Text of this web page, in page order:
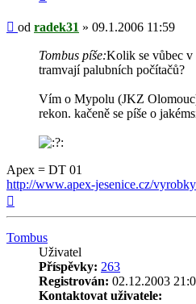
Příspěvek
od radek31 » 09.1.2006 11:59
Tombus píše:Kolik se vůbec v
tramvají palubních počítačů?
Vím o Mypolu (JKZ
rekon. kačeně se píše o
Apex = DT 01
http://www.apex-jesenice.cz/
Tombus
Uživatel
Příspěvky: 263
Registrován: 02.12.2003
Kontaktovat uživatele: